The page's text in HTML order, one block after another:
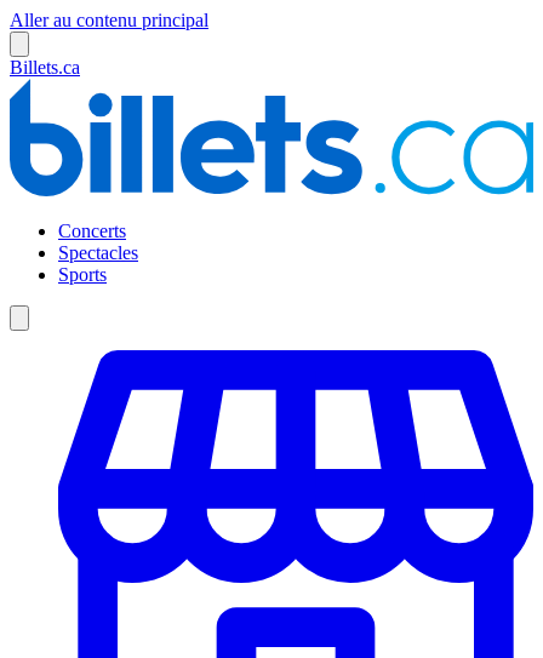
Aller au contenu principal
Billets.ca
Concerts
Spectacles
Sports